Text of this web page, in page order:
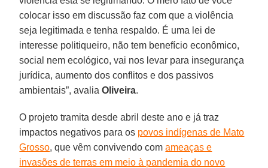
colocar isso em discussão faz com que a violência
seja legitimada e tenha respaldo. É uma lei de
interesse politiqueiro, não tem benefício econômico,
social nem ecológico, vai nos levar para insegurança
jurídica, aumento dos conflitos e dos passivos
ambientais”, avaliaOliveira.
O projeto tramita desde abril deste ano e já traz
impactos negativos para os povos indígenas de Mato
Grosso, que vêm convivendo comameaças e
invasões de terras em meio à pandemia do novo